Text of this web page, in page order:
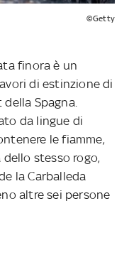
©Getty
finora è un
di estinzione di
Spagna.
da lingue di
le fiamme,
dello stesso rogo,
la Carballeda
altre sei persone